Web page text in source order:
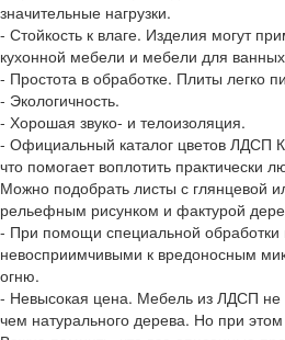
значительные нагрузки.
- Стойкость к влаге. Изделия могут
кухонной мебели и мебели для
- Простота в обработке. Плиты легко
- Экологичность.
- Хорошая звуко- и телоизоляция.
- Официальный каталог цветов ЛДСП
что помогает воплотить практически
Можно подобрать листы с глянцевой
рельефным рисунком и фактурой
- При помощи специальной
невосприимчивыми к вредоносным
огню.
- Невысокая цена. Мебель из ЛДСП не
чем натурального дерева. Но при